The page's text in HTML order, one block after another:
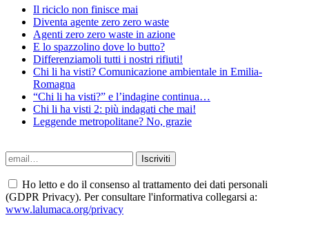
Il riciclo non finisce mai
Diventa agente zero zero waste
Agenti zero zero waste in azione
E lo spazzolino dove lo butto?
Differenziamoli tutti i nostri rifiuti!
Chi li ha visti? Comunicazione ambientale in Emilia-
Romagna
“Chi li ha visti?” e l’indagine continua…
Chi li ha visti 2: più indagati che mai!
Leggende metropolitane? No, grazie
Ho letto e do il consenso al trattamento dei dati personali
(GDPR Privacy). Per consultare l'informativa collegarsi a:
www.lalumaca.org/privacy